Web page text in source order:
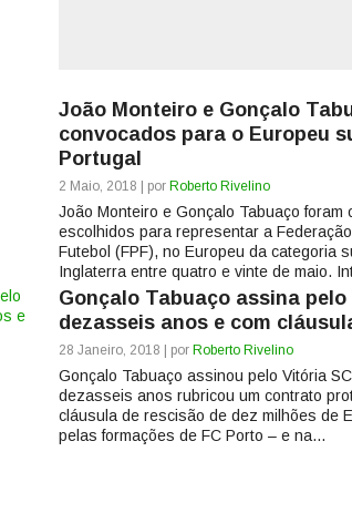
João Monteiro e Gonçalo
convocados para o Europeu
Portugal
2 Maio, 2018 | por Roberto Rivelino
João Monteiro e Gonçalo Tabuaço foram
escolhidos para representar a
Futebol (FPF), no Europeu da categoria
Inglaterra entre quatro e vinte de maio.
Gonçalo Tabuaço assina
dezasseis anos e com
28 Janeiro, 2018 | por Roberto Rivelino
Gonçalo Tabuaço assinou pelo Vitória
dezasseis anos rubricou um contrato
cláusula de rescisão de dez milhões de
pelas formações de FC Porto – e na...